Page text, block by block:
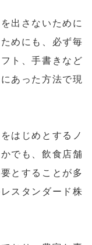
出さないために
めにも、必ず毎
ト、手書きなど
あった方法で現
はじめとするノ
でも、飲食店舗
とすることが多
スタンダード株